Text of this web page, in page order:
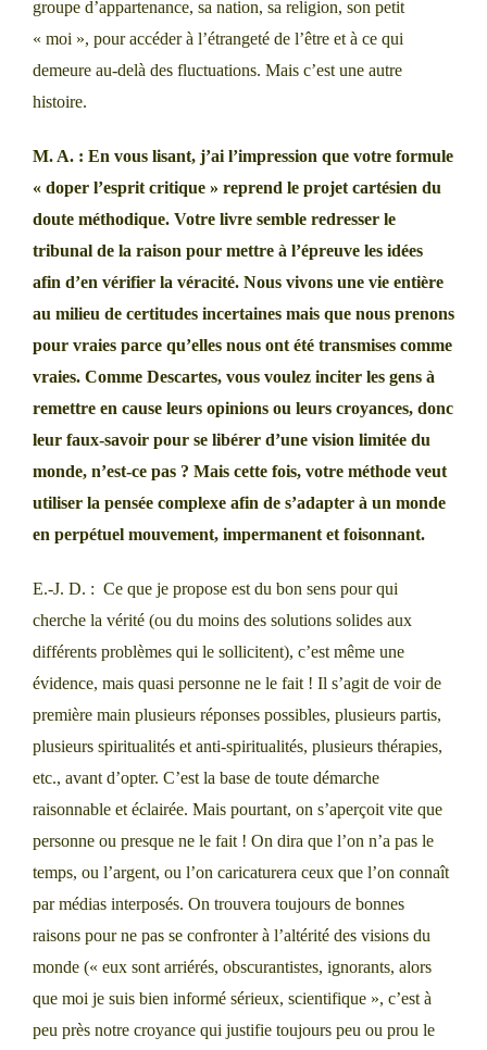
groupe d’appartenance, sa nation, sa religion, son petit
« moi », pour accéder à l’étrangeté de l’être et à ce qui
demeure au-delà des fluctuations. Mais c’est une autre
histoire.
M. A. : En vous lisant, j’ai l’impression que votre formule
« doper l’esprit critique » reprend le projet cartésien du
doute méthodique. Votre livre semble redresser le
tribunal de la raison pour mettre à l’épreuve les idées
afin d’en vérifier la véracité. Nous vivons une vie entière
au milieu de certitudes incertaines mais que nous prenons
pour vraies parce qu’elles nous ont été transmises comme
vraies. Comme Descartes, vous voulez inciter les gens à
remettre en cause leurs opinions ou leurs croyances, donc
leur faux-savoir pour se libérer d’une vision limitée du
monde, n’est-ce pas ? Mais cette fois, votre méthode veut
utiliser la pensée complexe afin de s’adapter à un monde
en perpétuel mouvement, impermanent et foisonnant.
E.-J. D. : Ce que je propose est du bon sens pour qui
cherche la vérité (ou du moins des solutions solides aux
différents problèmes qui le sollicitent), c’est même une
évidence, mais quasi personne ne le fait ! Il s’agit de voir de
première main plusieurs réponses possibles, plusieurs partis,
plusieurs spiritualités et anti-spiritualités, plusieurs thérapies,
etc., avant d’opter. C’est la base de toute démarche
raisonnable et éclairée. Mais pourtant, on s’aperçoit vite que
personne ou presque ne le fait ! On dira que l’on n’a pas le
temps, ou l’argent, ou l’on caricaturera ceux que l’on connaît
par médias interposés. On trouvera toujours de bonnes
raisons pour ne pas se confronter à l’altérité des visions du
monde (« eux sont arriérés, obscurantistes, ignorants, alors
que moi je suis bien informé sérieux, scientifique », c’est à
peu près notre croyance qui justifie toujours peu ou prou le